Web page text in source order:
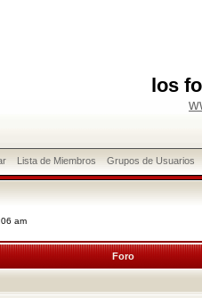
los
Lista de Miembros Grupos de Usuarios
am
Foro